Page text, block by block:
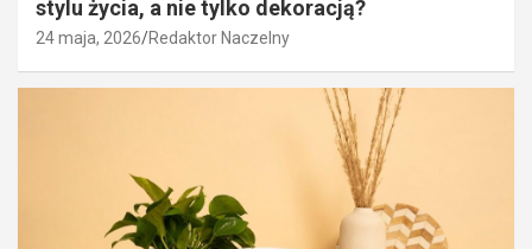
stylu życia, a nie tylko dekoracją?
24 maja, 2026 Redaktor Naczelny